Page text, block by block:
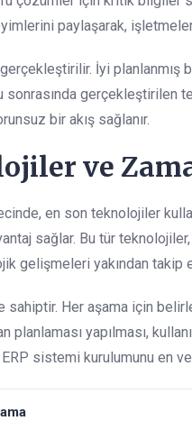
paylaşarak,
gerçekleştirilir. İyi
sonrasında
bir akış sağlanır.
ve
en son teknolojiler
sağlar. Bu tür
gelişmeleri yakından takip
sahiptir. Her aşama için
yapılması,
sistemi kurulumunu en